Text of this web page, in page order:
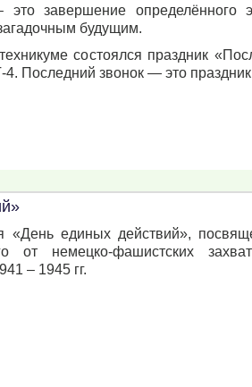
это завершение определённого
будущим.
состоялся праздник
Последний звонок — это
«День единых действий»,
от немецко-фашистских
– 1945 гг.